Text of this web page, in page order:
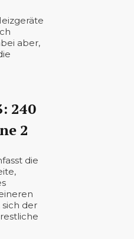
aber,
240
2
die
der